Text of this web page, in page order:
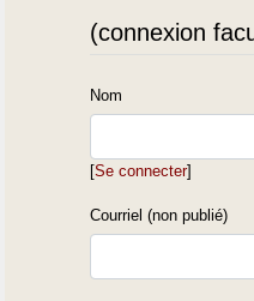
(connexion
Nom
[Se connecter]
Courriel (non publié)